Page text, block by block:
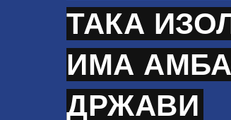
ТАКА
ИМА
ДРЖАВИ